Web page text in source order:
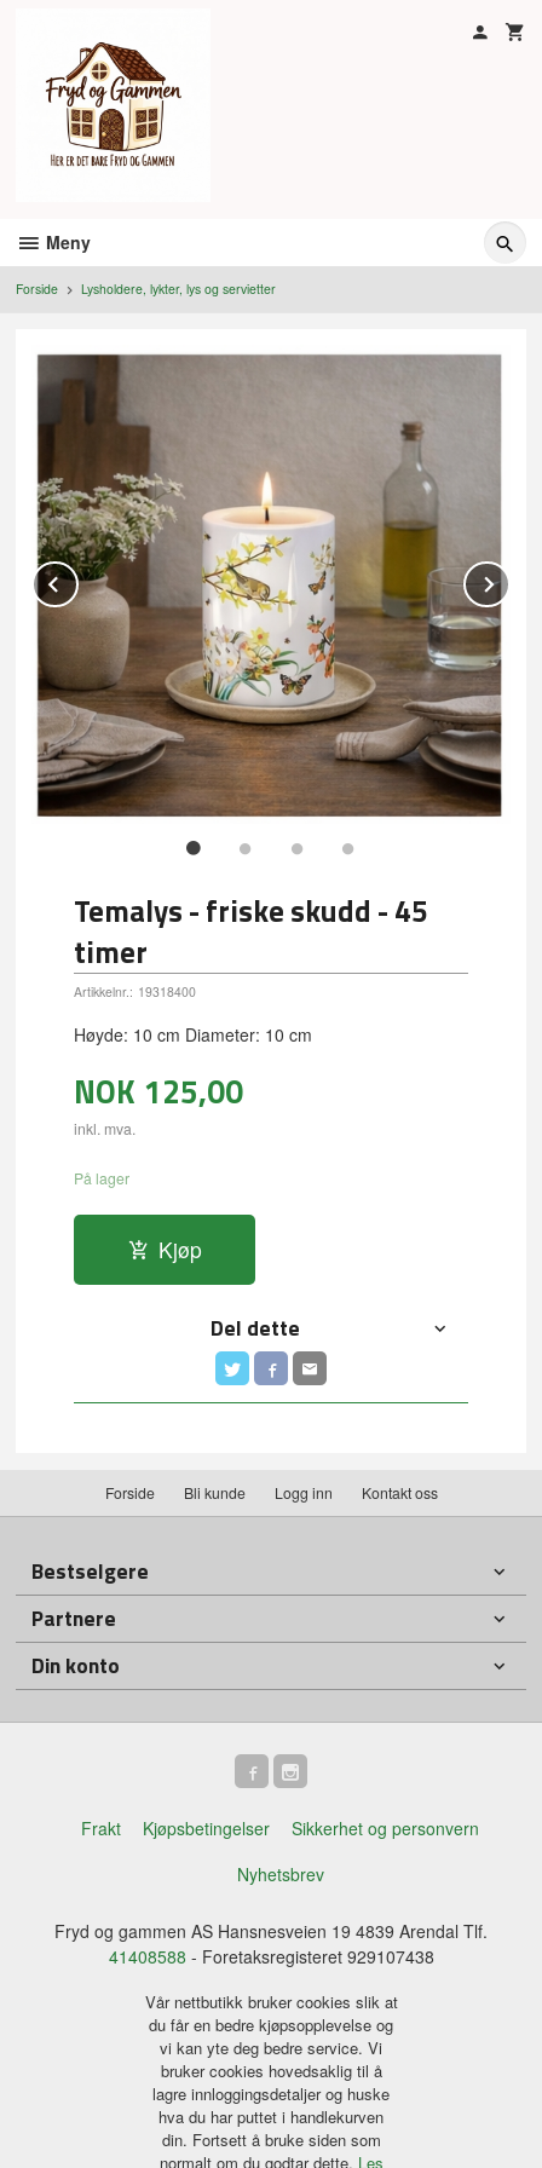
Meny
Forside Lysholdere, lykter, lys og servietter
Prev
Temalys - friske skudd - 45
timer
Artikkelnr.: 19318400
Høyde: 10 cm Diameter: 10 cm
NOK 125,00
inkl. mva.
På lager
Kjøp
Del dette
Forside Bli kunde Logg inn Kontakt oss
Bestselgere
Partnere
Din konto
Frakt Kjøpsbetingelser
Sikkerhet og personvern
Nyhetsbrev
Fryd og gammen AS Hansnesveien 19 4839 Arendal Tlf.
41408588 - Foretaksregisteret 929107438
Vår nettbutikk bruker cookies slik at
du får en bedre kjøpsopplevelse og
vi kan yte deg bedre service. Vi
bruker cookies hovedsaklig til å
lagre innloggingsdetaljer og huske
hva du har puttet i handlekurven
din. Fortsett å bruke siden som
normalt om du godtar dette. Les